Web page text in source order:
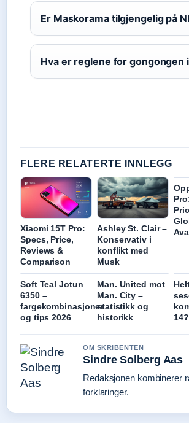
Er Maskorama tilgjengelig på
Hva er reglene for gongongen
FLERE RELATERTE INNLEGG
Xiaomi 15T Pro:
Specs, Price,
Reviews &
Comparison
Ashley St. Clair –
Konservativ i
konflikt med
Musk
Soft Teal Jotun
6350 –
fargekombinasjoner
og tips 2026
Man. United mot
Man. City –
statistikk og
historikk
OM SKRIBENTEN
Sindre Solberg Aas
Redaksjonen kombinerer
forklaringer.